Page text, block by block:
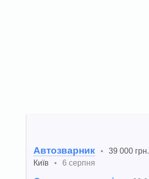
Автозварник • 39 000 грн.
Київ
• 6 серпня